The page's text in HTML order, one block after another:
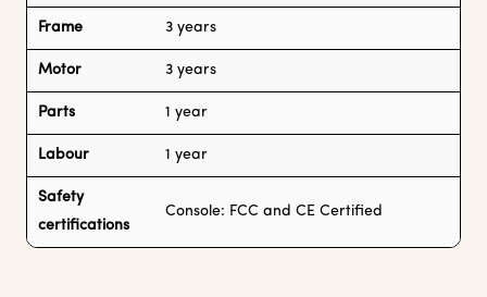
Frame 3 years
Motor 3 years
Parts 1 year
Labour 1 year
Safety
certifications
Console: FCC and CE Certified